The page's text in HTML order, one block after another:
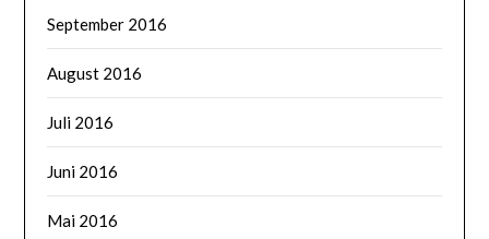
September 2016
August 2016
Juli 2016
Juni 2016
Mai 2016